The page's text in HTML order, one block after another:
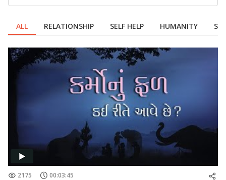
ALL RELATIONSHIP SELF HELP HUMANITY
2175 00:03:45